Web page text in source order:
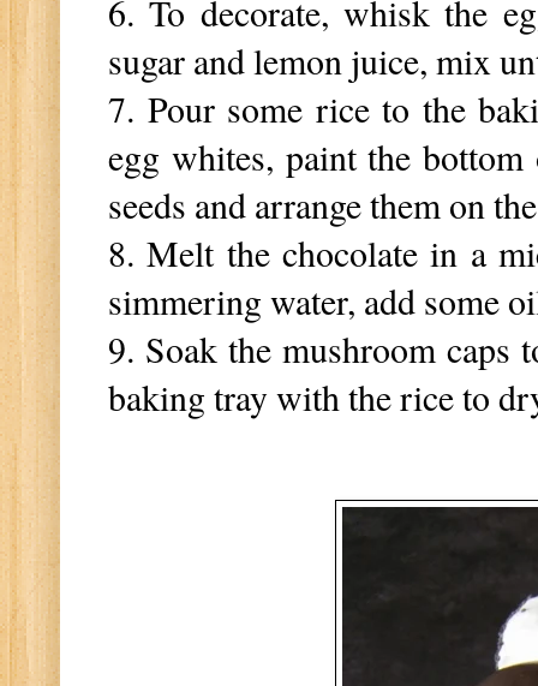
6. To decorate, whisk the
sugar and lemon juice, mix
7. Pour some rice to the
egg whites, paint the
seeds and arrange them on
8. Melt the chocolate in a
simmering water, add some
9. Soak the mushroom caps
baking tray with the rice to